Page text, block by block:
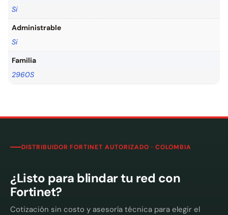
Si
Administrable
Si
Familia
2960S
DISTRIBUIDOR FORTINET AUTORIZADO · COLOMBIA
¿Listo para blindar tu red con
Fortinet?
Cotización sin costo y asesoría técnica para elegir el